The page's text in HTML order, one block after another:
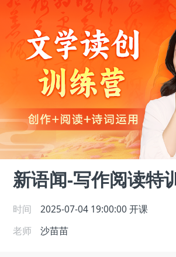
新语闻-写作阅读特
时间 2025-07-04 19:00:00 开课
老师
沙苗苗